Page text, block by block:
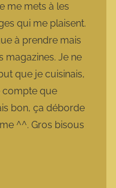
me mets à les
qui me plaisent.
à prendre mais
magazines. Je ne
que je cuisinais,
compte que
bon, ça déborde
^^. Gros bisous